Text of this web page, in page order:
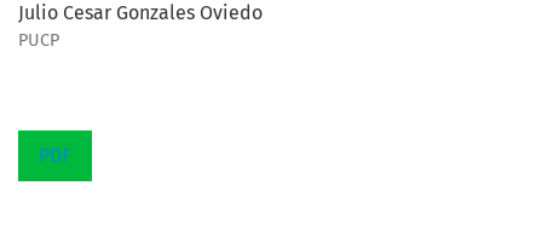
Julio Cesar Gonzales Oviedo
PUCP
PDF